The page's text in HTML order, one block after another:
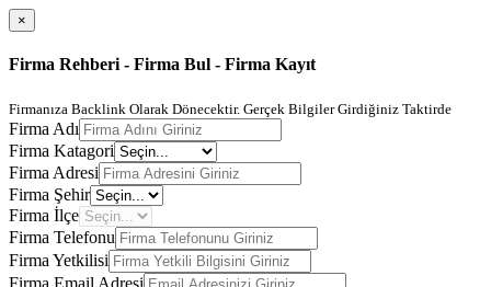
×
Firma Rehberi - Firma Bul - Firma Kayıt
Firmanıza Backlink Olarak Dönecektir. Gerçek Bilgiler Girdiğiniz Taktirde
Firma Adı
Firma Katagori
Firma Adresi
Firma Şehir
Firma İlçe
Firma Telefonu
Firma Yetkilisi
Firma Email Adresi